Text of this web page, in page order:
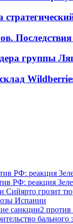
группы
РФ: реакция
грозит
Испании
санкции2
бального